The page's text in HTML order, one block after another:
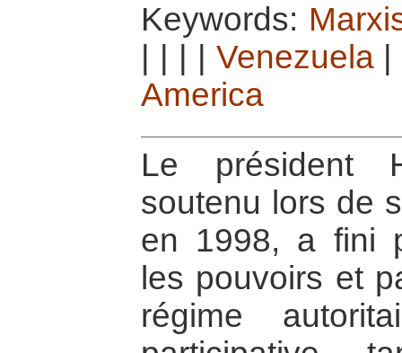
Keywords:
Venezuela|
America
Le président
soutenu lors de
en 1998, a fini
les pouvoirs et
régime